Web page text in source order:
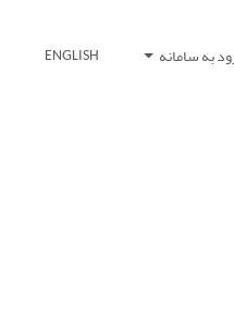
به سامانه ENGLISH